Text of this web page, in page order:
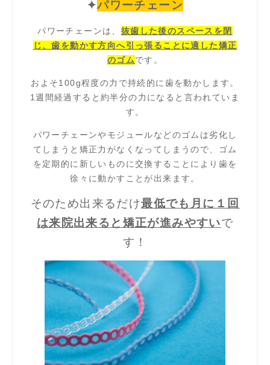
✦パワーチェーン
パワーチェーンは、 抜歯した後のスペースを閉
じ、歯を動かす方向へ引っ張ることに適した矯正
のゴムです。
およそ100g程度の力で持続的に歯を動かします。
1週間経過すると約半分の力になると言われていま
す。
パワーチェーンやモジュールなどのゴムは劣化し
てしまうと矯正力がなくなってしまうので、ゴム
を定期的に新しいものに交換することにより歯を
徐々に動かすことが出来ます。
そのため出来るだけ最低でも月に１回
は来院出来ると矯正が進みやすいで
す！